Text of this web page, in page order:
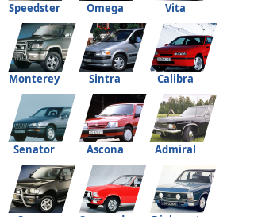
Speedster Omega Vita
Monterey Sintra Calibra
Senator Ascona Admiral